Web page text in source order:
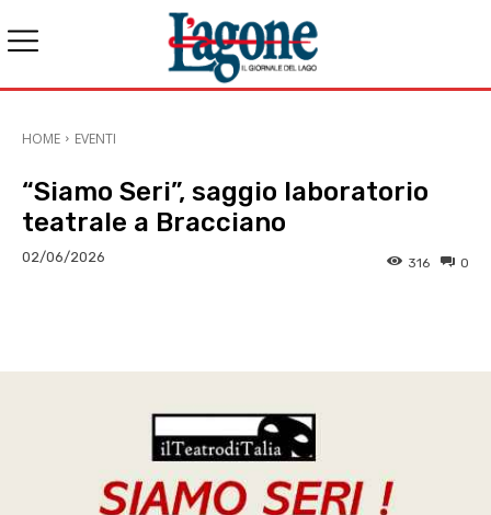
HOME EVENTI
“Siamo Seri”, saggio laboratorio
teatrale a Bracciano
02/06/2026 0
316